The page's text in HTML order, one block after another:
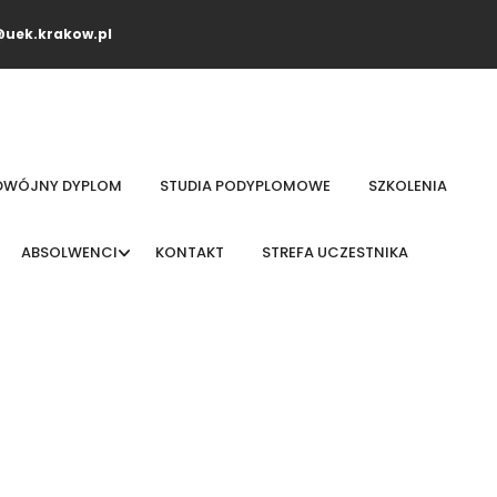
DYPLOM STUDIA PODYPLOMOWE SZKOLENIA
ABSOLWENCI KONTAKT STREFA UCZESTNIKA